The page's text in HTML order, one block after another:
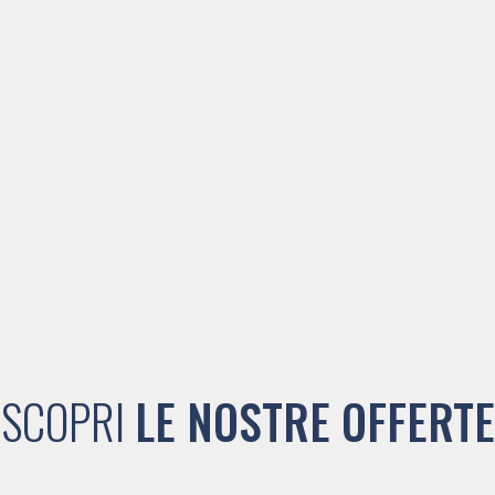
SCOPRI LE NOSTRE OFFERTE